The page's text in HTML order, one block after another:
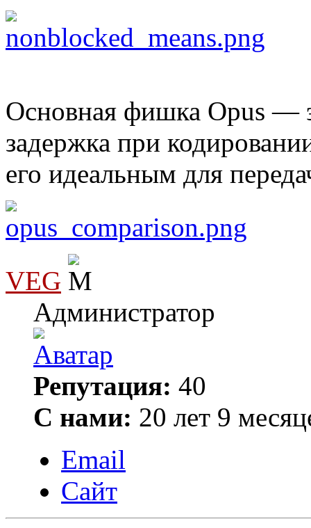
Основная фишка Opus —
задержка при
его идеальным для
VEG
Администратор
Репутация: 40
С нами: 20 лет 9
Email
Сайт